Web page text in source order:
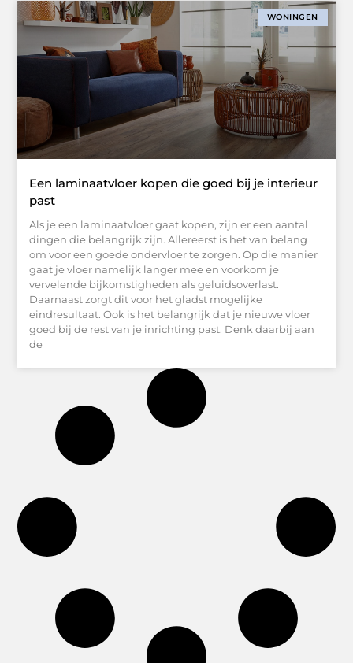
WONINGEN
Een laminaatvloer kopen die goed bij je interieur
past
Als je een laminaatvloer gaat kopen, zijn er een aantal
dingen die belangrijk zijn. Allereerst is het van belang
om voor een goede ondervloer te zorgen. Op die manier
gaat je vloer namelijk langer mee en voorkom je
vervelende bijkomstigheden als geluidsoverlast.
Daarnaast zorgt dit voor het gladst mogelijke
eindresultaat. Ook is het belangrijk dat je nieuwe vloer
goed bij de rest van je inrichting past. Denk daarbij aan
de